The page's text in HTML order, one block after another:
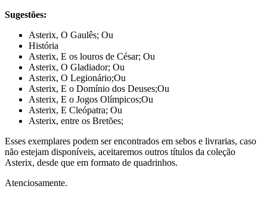
Sugestões:
Asterix, O Gaulês; Ou
História
Asterix, E os louros de César; Ou
Asterix, O Gladiador; Ou
Asterix, O Legionário;Ou
Asterix, E o Domínio dos Deuses;Ou
Asterix, E o Jogos Olímpicos;Ou
Asterix, E Cleópatra; Ou
Asterix, entre os Bretões;
Esses exemplares podem serencontrados em sebos e livrarias, caso
não estejam disponíveis, aceitaremos outros títulos da coleção
Asterix, desde que em formato de quadrinhos.
Atenciosamente.